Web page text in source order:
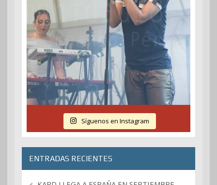
Síguenos en Instagram
ENTRADAS RECIENTES